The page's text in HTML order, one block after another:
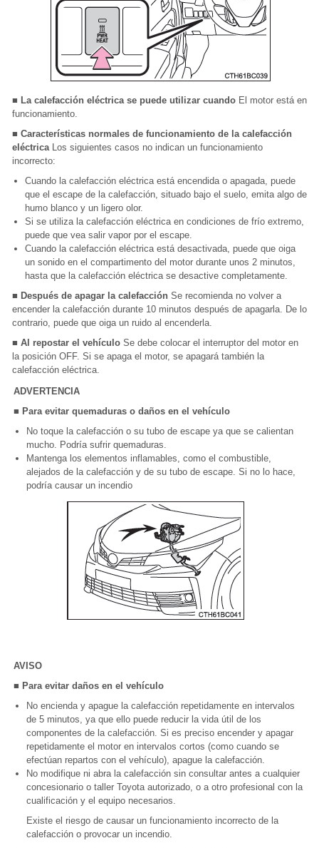
■ La calefacción eléctrica se puede utilizar cuando El motor está en
funcionamiento.
■ Características normales de funcionamiento de la calefacción
eléctrica Los siguientes casos no indican un funcionamiento
incorrecto:
Cuando la calefacción eléctrica está encendida o apagada, puede
que el escape de la calefacción, situado bajo el suelo, emita algo de
humo blanco y un ligero olor.
Si se utiliza la calefacción eléctrica en condiciones de frío extremo,
puede que vea salir vapor por el escape.
Cuando la calefacción eléctrica está desactivada, puede que oiga
un sonido en el compartimento del motor durante unos 2 minutos,
hasta que la calefacción eléctrica se desactive completamente.
■ Después de apagar la calefacción Se recomienda no volver a
encender la calefacción durante 10 minutos después de apagarla. De lo
contrario, puede que oiga un ruido al encenderla.
■ Al repostar el vehículo Se debe colocar el interruptor del motor en
la posición OFF. Si se apaga el motor, se apagará también la
calefacción eléctrica.
ADVERTENCIA
■ Para evitar quemaduras o daños en el vehículo
No toque la calefacción o su tubo de escape ya que se calientan
mucho. Podría sufrir quemaduras.
Mantenga los elementos inflamables, como el combustible,
alejados de la calefacción y de su tubo de escape. Si no lo hace,
podría causar un incendio
AVISO
■ Para evitar daños en el vehículo
No encienda y apague la calefacción repetidamente en intervalos
de 5 minutos, ya que ello puede reducir la vida útil de los
componentes de la calefacción. Si es preciso encender y apagar
repetidamente el motor en intervalos cortos (como cuando se
efectúan repartos con el vehículo), apague la calefacción.
No modifique ni abra la calefacción sin consultar antes a cualquier
concesionario o taller Toyota autorizado, o a otro profesional con la
cualificación y el equipo necesarios.
Existe el riesgo de causar un funcionamiento incorrecto de la
calefacción o provocar un incendio.